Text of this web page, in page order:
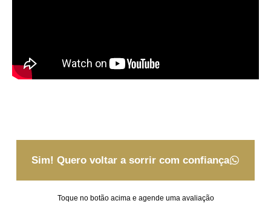
Sim! Quero voltar a sorrir com confiança
Toque no botão acima e agende uma avaliação